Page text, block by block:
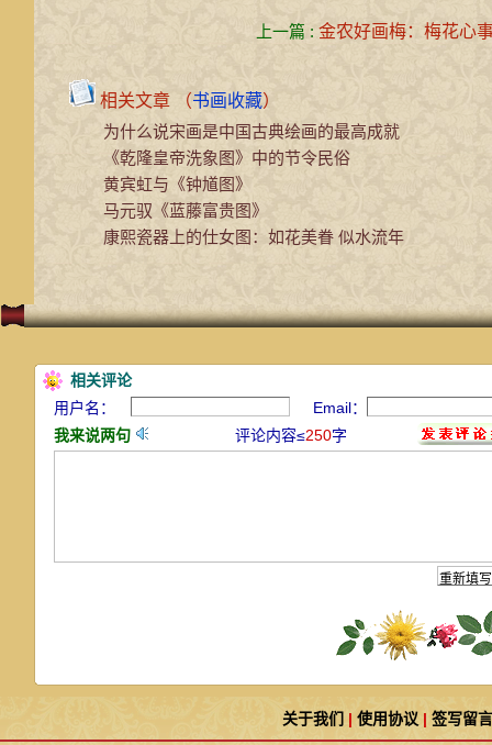
上一篇 : 金农好画梅：梅花心
相关文章 （书画收藏）
为什么说宋画是中国古典绘画的最高成就
《乾隆皇帝洗象图》中的节令民俗
黄宾虹与《钟馗图》
马元驭《蓝藤富贵图》
康熙瓷器上的仕女图：如花美眷 似水流年
相关评论
用户名：
Email：
我来说两句
评论内容≤250字
关于我们 | 使用协议 | 签写留言